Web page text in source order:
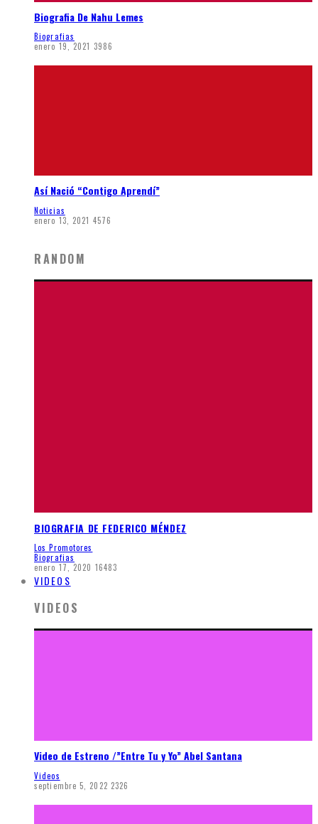
Biografia De Nahu Lemes
Biografias
enero 19, 2021 3986
Así Nació “Contigo Aprendí”
Noticias
enero 13, 2021 4576
RANDOM
BIOGRAFIA DE FEDERICO MÉNDEZ
Los Promotores
Biografias
enero 17, 2020 16483
VIDEOS
VIDEOS
Video de Estreno /”Entre Tu y Yo” Abel Santana
Videos
septiembre 5, 2022 2326